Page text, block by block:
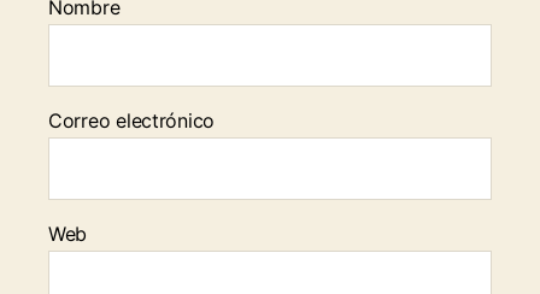
Nombre
Correo electrónico
Web